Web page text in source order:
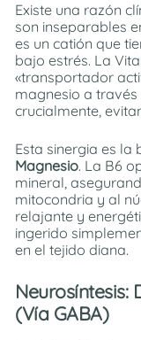
Existe una razón
son inseparables
es un catión que
bajo estrés. La
«transportador
magnesio a
crucialmente,
Esta sinergia es la
Magnesio. La B6
mineral,
mitocondria y al
relajante y
ingerido
en el tejido diana.
Neurosíntesis:
(Vía GABA)